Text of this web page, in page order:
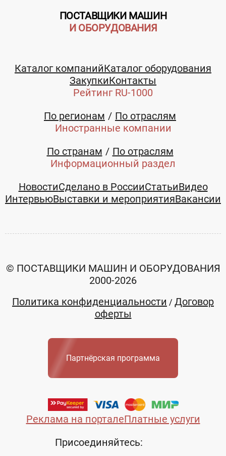
ПОСТАВЩИКИ МАШИН
И ОБОРУДОВАНИЯ
Каталог компанийКаталог оборудования
ЗакупкиКонтакты
Рейтинг RU-1000
По регионам
По отраслям
Иностранные компании
По странам
По отраслям
Информационный раздел
НовостиСделано в РоссииСтатьиВидео
ИнтервьюВыставки и мероприятияВакансии
Реклама на порталеПлатные услуги
© ПОСТАВЩИКИ МАШИН И ОБОРУДОВАНИЯ
2000-2026
Политика конфиденциальности / Договор
оферты
Партнёрская программа
Присоединяйтесь: